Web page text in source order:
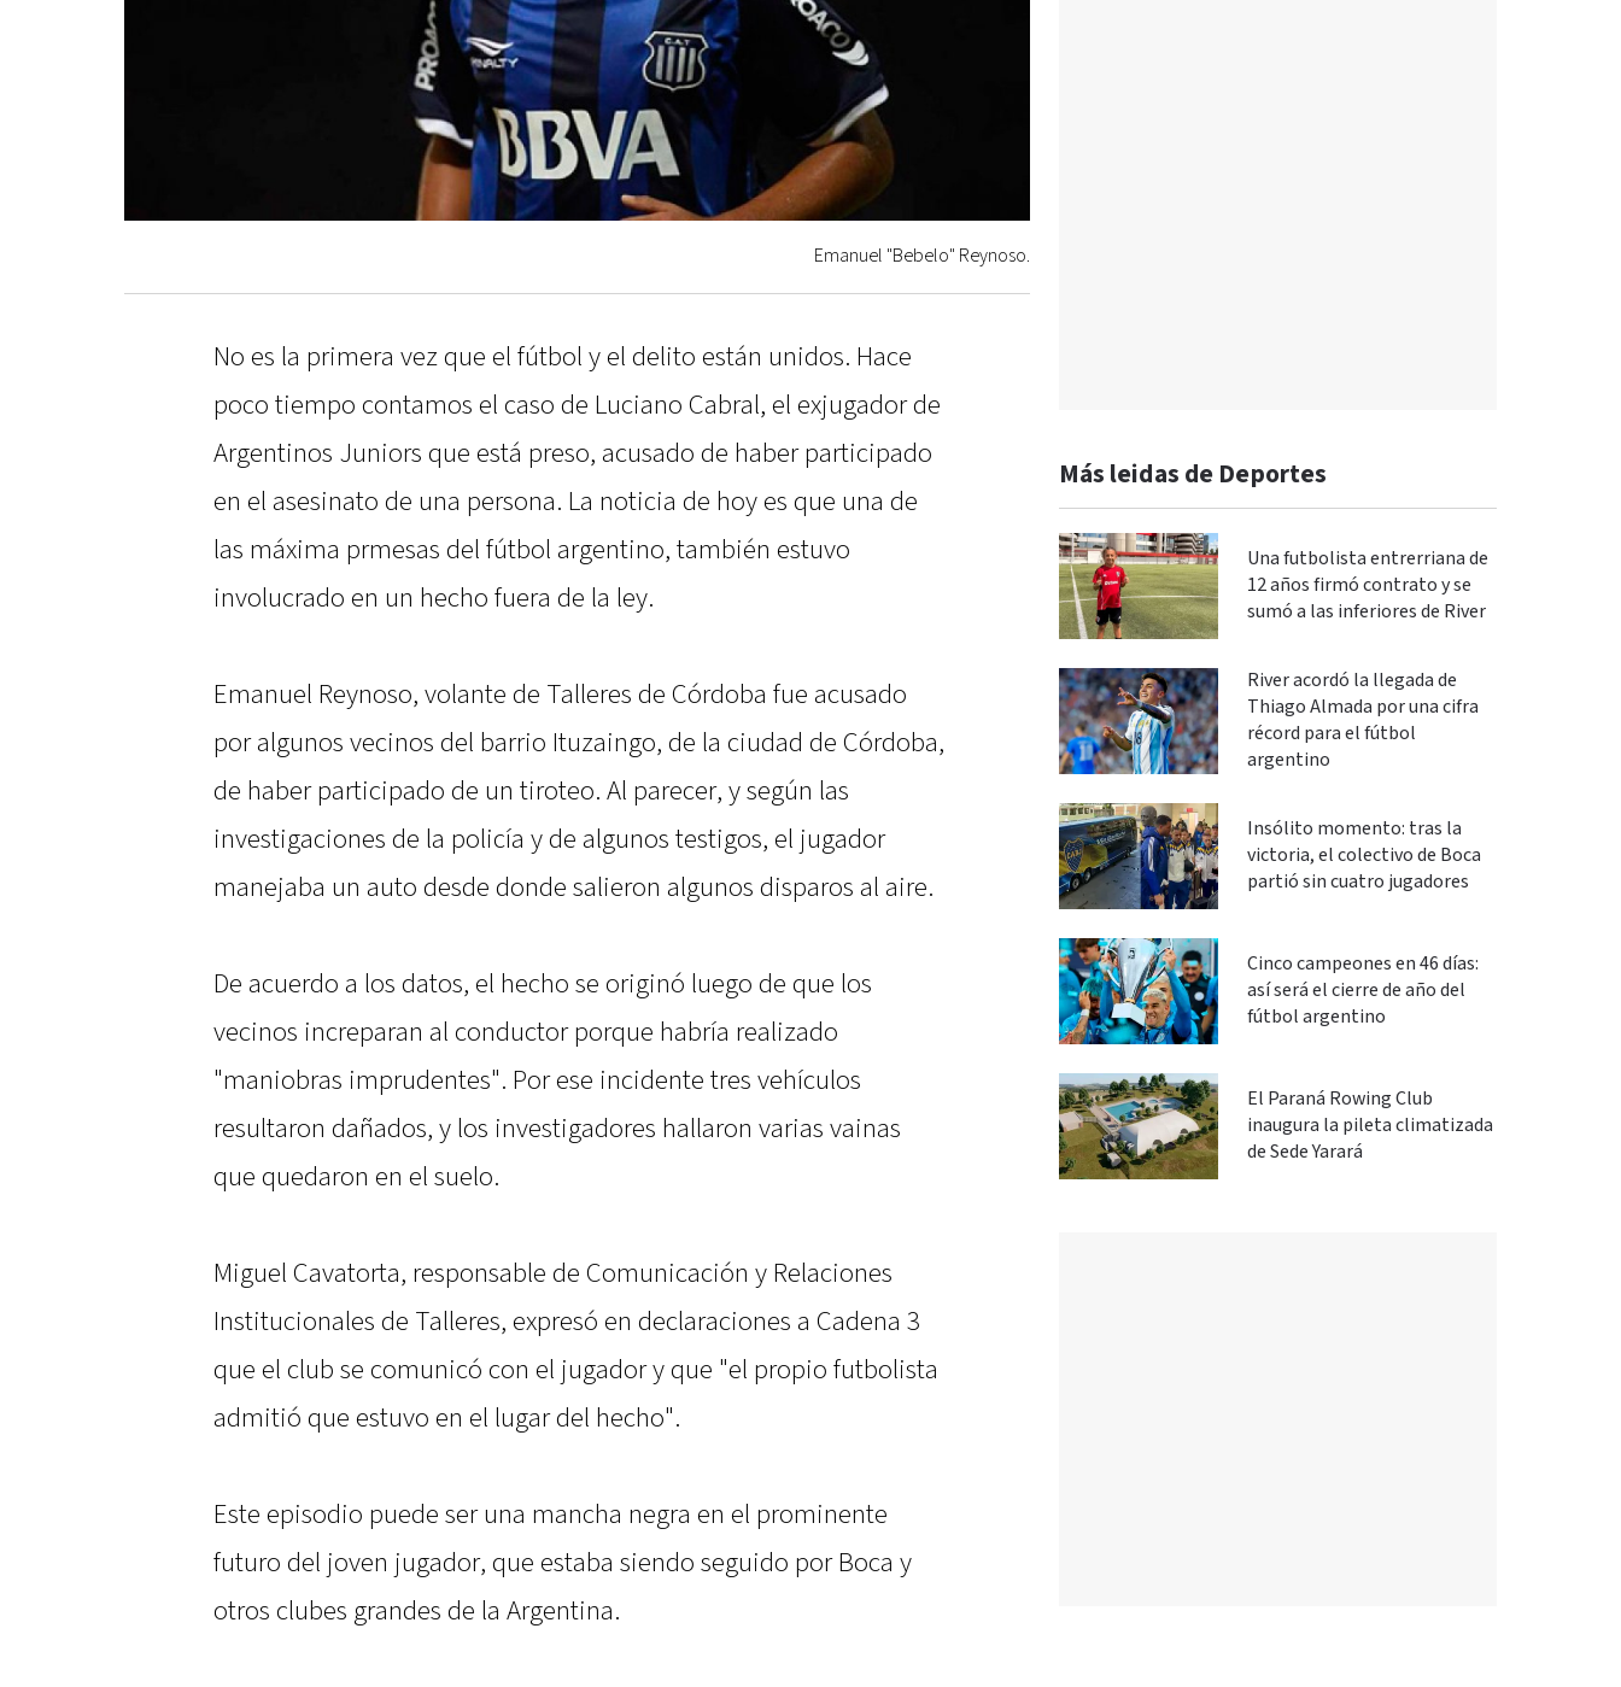
Emanuel "Bebelo" Reynoso.
No es la primera vez que el fútbol y el delito están unidos. Hace
poco tiempo contamos el caso de Luciano Cabral, el exjugador de
Argentinos Juniors que está preso, acusado de haber participado
en el asesinato de una persona. La noticia de hoy es que una de
las máxima prmesas del fútbol argentino, también estuvo
involucrado en un hecho fuera de la ley.
Emanuel Reynoso, volante de Talleres de Córdoba fue acusado
por algunos vecinos del barrio Ituzaingo, de la ciudad de Córdoba,
de haber participado de un tiroteo. Al parecer, y según las
investigaciones de la policía y de algunos testigos, el jugador
manejaba un auto desde donde salieron algunos disparos al aire.
De acuerdo a los datos, el hecho se originó luego de que los
vecinos increparan al conductor porque habría realizado
"maniobras imprudentes". Por ese incidente tres vehículos
resultaron dañados, y los investigadores hallaron varias vainas
que quedaron en el suelo.
Miguel Cavatorta, responsable de Comunicación y Relaciones
Institucionales de Talleres, expresó en declaraciones a Cadena 3
que el club se comunicó con el jugador y que "el propio futbolista
admitió que estuvo en el lugar del hecho".
Este episodio puede ser una mancha negra en el prominente
futuro del joven jugador, que estaba siendo seguido por Boca y
otros clubes grandes de la Argentina.
Más leidas de Deportes
Una futbolista entrerriana de
12 años firmó contrato y se
sumó a las inferiores de River
River acordó la llegada de
Thiago Almada por una cifra
récord para el fútbol
argentino
Insólito momento: tras la
victoria, el colectivo de Boca
partió sin cuatro jugadores
Cinco campeones en 46 días:
así será el cierre de año del
fútbol argentino
El Paraná Rowing Club
inaugura la pileta climatizada
de Sede Yarará